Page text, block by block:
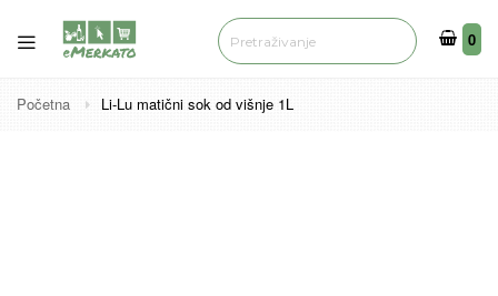
00
Početna Li-Lu matični sok od višnje 1L